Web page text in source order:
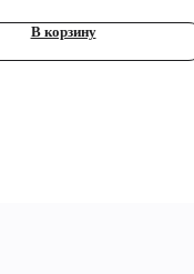
В корзину